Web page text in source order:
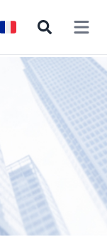
Open